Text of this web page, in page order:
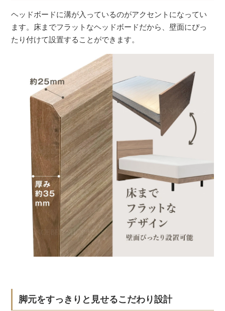
ヘッドボードに溝が入っているのがアクセントになってい
ます。床までフラットなヘッドボードだから、壁面にぴっ
たり付けて設置することができます。
脚元をすっきりと見せるこだわり設計